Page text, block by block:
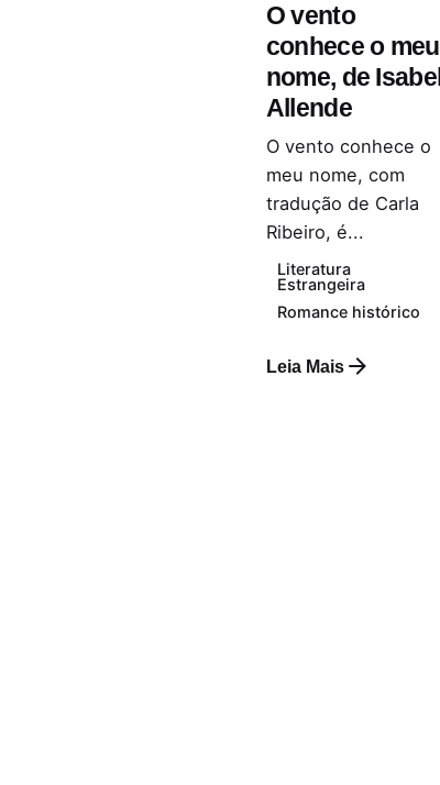
O vento
conhece o meu
nome, de Isabel
Allende
O vento conhece o
meu nome, com
tradução de Carla
Ribeiro, é...
Literatura
Estrangeira
Romance histórico
Leia Mais